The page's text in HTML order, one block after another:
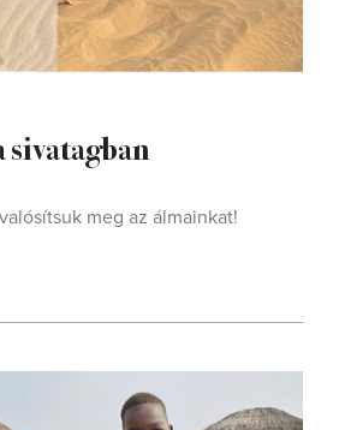
meg az álmainkat!